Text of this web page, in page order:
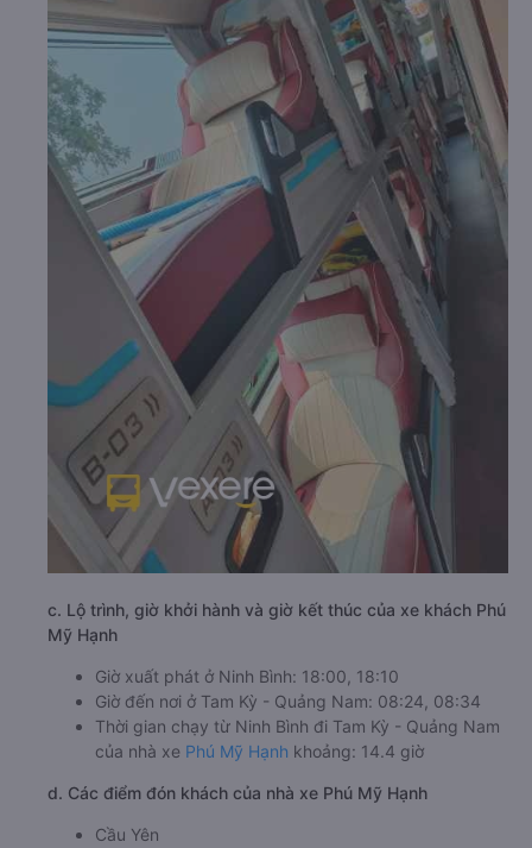
c. Lộ trình, giờ khởi hành và giờ kết thúc của xe khách Phú
Mỹ Hạnh
Giờ xuất phát ở Ninh Bình: 18:00, 18:10
Giờ đến nơi ở Tam Kỳ - Quảng Nam: 08:24, 08:34
Thời gian chạy từ Ninh Bình đi Tam Kỳ - Quảng Nam
của nhà xe Phú Mỹ Hạnh khoảng: 14.4 giờ
d. Các điểm đón khách của nhà xe Phú Mỹ Hạnh
Cầu Yên